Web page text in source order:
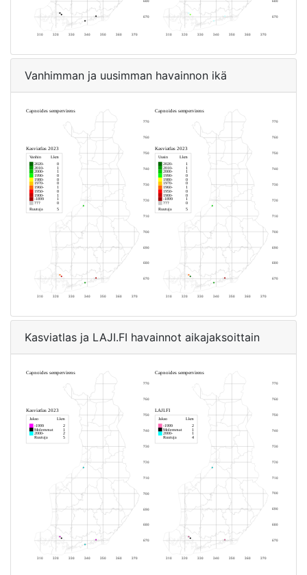
Vanhimman ja uusimman havainnon ikä
Kasviatlas ja LAJI.FI havainnot aikajaksoittain